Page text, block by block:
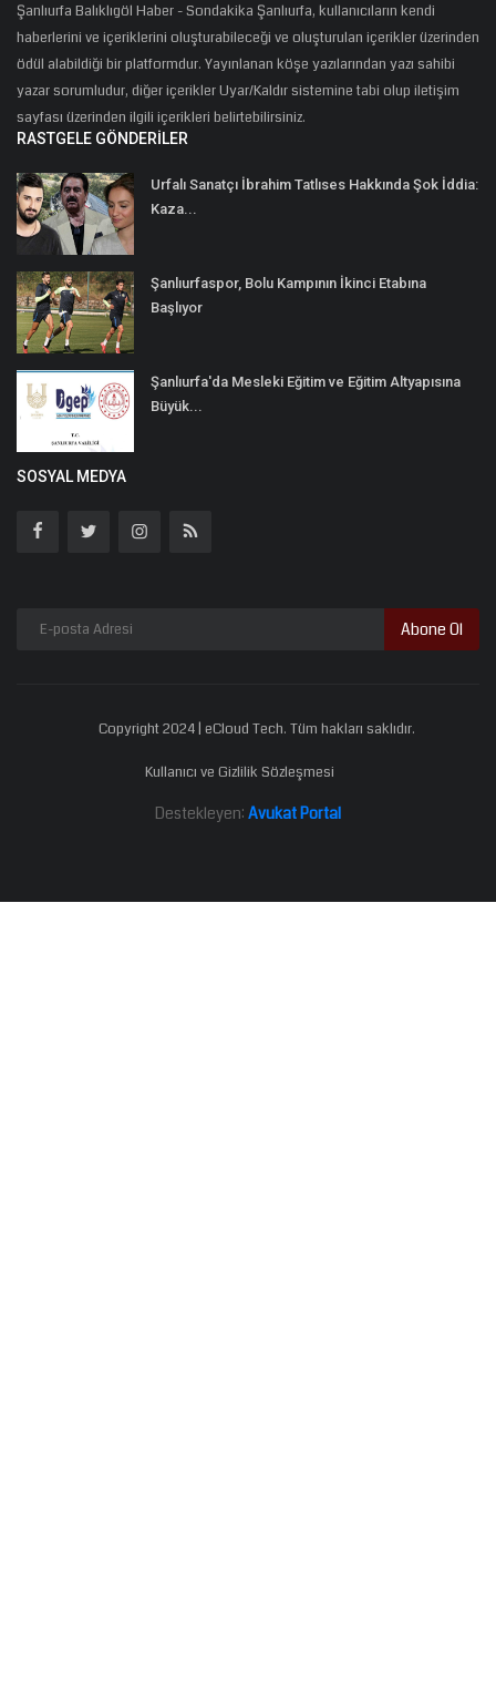
Şanlıurfa Balıklıgöl Haber - Sondakika Şanlıurfa, kullanıcıların kendi
haberlerini ve içeriklerini oluşturabileceği ve oluşturulan içerikler üzerinden
ödül alabildiği bir platformdur. Yayınlanan köşe yazılarından yazı sahibi
yazar sorumludur, diğer içerikler Uyar/Kaldır sistemine tabi olup iletişim
sayfası üzerinden ilgili içerikleri belirtebilirsiniz.
RASTGELE GÖNDERILER
Urfalı Sanatçı İbrahim Tatlıses Hakkında Şok İddia:
Kaza...
Şanlıurfaspor, Bolu Kampının İkinci Etabına
Başlıyor
Şanlıurfa'da Mesleki Eğitim ve Eğitim Altyapısına
Büyük...
SOSYAL MEDYA
Abone Ol
Copyright 2024 | eCloud Tech. Tüm hakları saklıdır.
Kullanıcı ve Gizlilik Sözleşmesi
Destekleyen: Avukat Portal